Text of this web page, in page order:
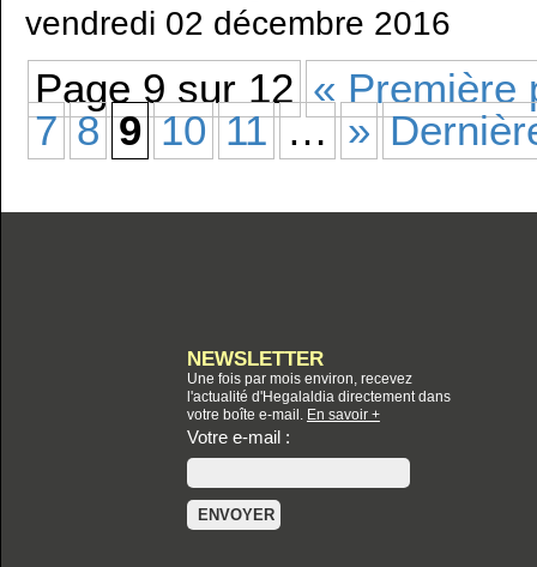
vendredi 02 décembre 2016
Page 9 sur 12 « Première
7 8 9 10 11 … »
NEWSLETTER
Une fois par mois environ, recevez
l'actualité d'Hegalaldia directement dans
votre boîte e-mail. En savoir +
Votre e-mail :